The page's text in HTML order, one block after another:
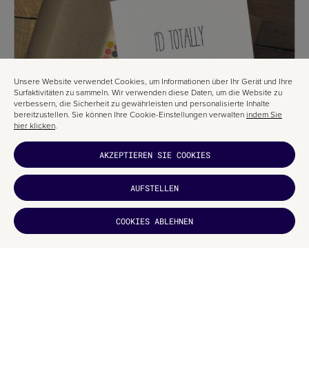
Für dich würde ich mir sogar die Beine rasieren.
GEFALLEN?
ABONNIEREN
Unsere Website verwendet Cookies, um Informationen über Ihr Gerät und Ihre
Surfaktivitäten zu sammeln. Wir verwenden diese Daten, um die Website zu
verbessern, die Sicherheit zu gewährleisten und personalisierte Inhalte
bereitzustellen. Sie können Ihre Cookie-Einstellungen verwalten indem Sie
hier klicken.
AKZEPTIEREN SIE COOKIES
AUFSTELLEN
COOKIES ABLEHNEN